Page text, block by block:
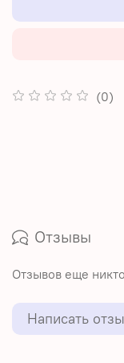
(0)
Отзывы
Отзывов еще
Написать